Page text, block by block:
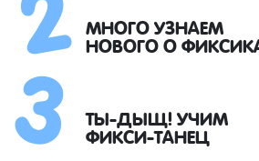
МНОГО УЗНАЕМ
НОВОГО О
ТЫ-ДЫЩ! УЧИМ
ФИКСИ-ТАНЕЦ